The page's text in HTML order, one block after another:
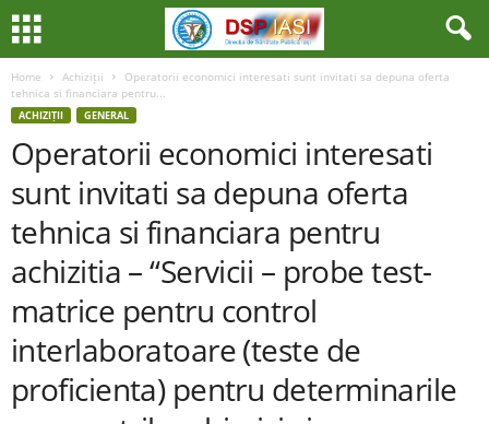
Home Achiziții
Operatorii economici interesati sunt invitati sa depuna oferta
tehnica si financiara pentru...
ACHIZIȚII GENERAL
Operatorii economici interesati
sunt invitati sa depuna oferta
tehnica si financiara pentru
achizitia – “Servicii – probe test-
matrice pentru control
interlaboratoare (teste de
proficienta) pentru determinarile